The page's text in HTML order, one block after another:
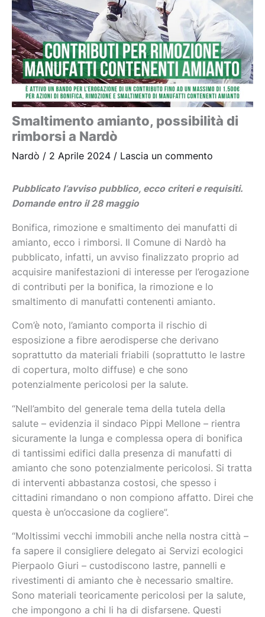
Smaltimento amianto, possibilità di
rimborsi a Nardò
Nardò / 2 Aprile 2024 / Lascia un commento
Pubblicato l’avviso pubblico, ecco criteri e requisiti.
Domande entro il 28 maggio
Bonifica, rimozione e smaltimento dei manufatti di
amianto, ecco i rimborsi. Il Comune di Nardò ha
pubblicato, infatti, un avviso finalizzato proprio ad
acquisire manifestazioni di interesse per l’erogazione
di contributi per la bonifica, la rimozione e lo
smaltimento di manufatti contenenti amianto.
Com’è noto, l’amianto comporta il rischio di
esposizione a fibre aerodisperse che derivano
soprattutto da materiali friabili (soprattutto le lastre
di copertura, molto diffuse) e che sono
potenzialmente pericolosi per la salute.
“Nell’ambito del generale tema della tutela della
salute – evidenzia il sindaco Pippi Mellone – rientra
sicuramente la lunga e complessa opera di bonifica
di tantissimi edifici dalla presenza di manufatti di
amianto che sono potenzialmente pericolosi. Si tratta
di interventi abbastanza costosi, che spesso i
cittadini rimandano o non compiono affatto. Direi che
questa è un’occasione da cogliere”.
“Moltissimi vecchi immobili anche nella nostra città –
fa sapere il consigliere delegato ai Servizi ecologici
Pierpaolo Giuri – custodiscono lastre, pannelli e
rivestimenti di amianto che è necessario smaltire.
Sono materiali teoricamente pericolosi per la salute,
che impongono a chi li ha di disfarsene. Questi